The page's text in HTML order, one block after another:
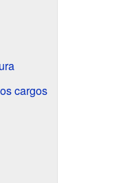
cargos